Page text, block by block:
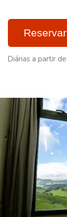
Reservar
Diárias a partir de